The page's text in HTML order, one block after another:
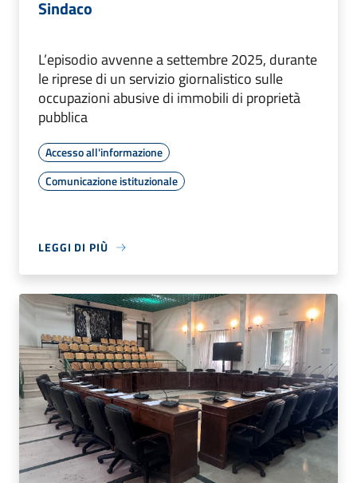
Sindaco
L’episodio avvenne a settembre 2025, durante
le riprese di un servizio giornalistico sulle
occupazioni abusive di immobili di proprietà
pubblica
Accesso all'informazione
Comunicazione istituzionale
LEGGI DI PIÙ